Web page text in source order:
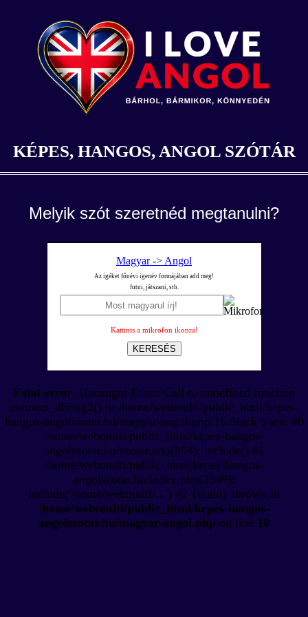
KÉPES, HANGOS, ANGOL SZÓTÁR
Melyik szót szeretnéd megtanulni?
Magyar -> Angol
Az igéket főnévi igenév formájában add meg!
futni, játszani, stb.
Kattints a mikrofon ikonra!
KERESÉS
Fatal error: Uncaught Error: Call to undefined function
connect_dbEng2() in /home/webmulti/public_html/kepes-
hangos-angolszotar.hu/magyar-angol.php:16 Stack trace: #0
/home/webmulti/public_html/kepes-hangos-
angolszotar.hu/szotar.php(894): include() #1
/home/webmulti/public_html/kepes-hangos-
angolszotar.hu/index.php(2349):
include('/home/webmulti/...') #2 {main} thrown in
/home/webmulti/public_html/kepes-hangos-
angolszotar.hu/magyar-angol.php on line 16